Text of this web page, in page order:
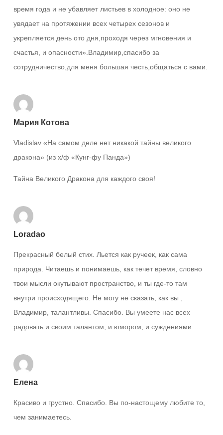
время года и не убавляет листьев в холодное: оно не
увядает на протяжении всех четырех сезонов и
укрепляется день ото дня,проходя через мгновения и
счастья, и опасности».Владимир,спасибо за
сотрудничество,для меня большая честь,общаться с вами.
Мария Котова
Vladislav «На самом деле нет никакой тайны великого
дракона» (из х/ф «Кунг-фу Панда»)
Тайна Великого Дракона для каждого своя!
Loradao
Прекрасный белый стих. Льется как ручеек, как сама
природа. Читаешь и понимаешь, как течет время, словно
твои мысли окутывают пространство, и ты где-то там
внутри происходящего. Не могу не сказать, как вы ,
Владимир, талантливы. Спасибо. Вы умеете нас всех
радовать и своим талантом, и юмором, и суждениями….
Елена
Красиво и грустно. Спасибо. Вы по-настощему любите то,
чем занимаетесь.